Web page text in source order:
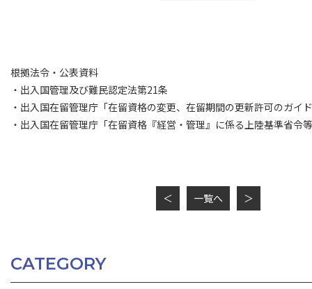
根拠法令・公表資料
・出入国管理及び難民認定法第21条
・出入国在留管理庁「在留資格の変更、在留期間の更新許可のガイ
・出入国在留管理庁「在留資格『経営・管理』に係る上陸基準省令
＜ 一覧へ ＞
CATEGORY